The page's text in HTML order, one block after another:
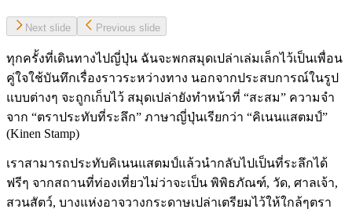
Next slide Previous slide
ทุกครั้งที่เดินทางไปญี่ปุ่น ฉันจะพกสมุดเปล่าเล่มเล็กไว้เป็นเพื่อน
คู่ใจใช้บันทึกเรื่องราวระหว่างทาง นอกจากประสบการณ์ในรูป
แบบต่างๆ จะถูกเก็บไว้ สมุดเปล่ายังทำหน้าที่ “สะสม” ความจำ
จาก “ตราประทับที่ระลึก” ภาษาญี่ปุ่นเรียกว่า “คิเนนแสตมป์”
(Kinen Stamp)
เราสามารถประทับคิเนนแสตมป์แล้วนำกลับไปเป็นที่ระลึกได้
ฟรีๆ จากสถานที่ท่องเที่ยวไม่ว่าจะเป็น พิพิธภัณฑ์, วัด, ศาลเจ้า,
สวนสัตว์, บางแห่งอาจวางกระดาษเปล่าเตรียมไว้ให้ใกล้ๆตรา